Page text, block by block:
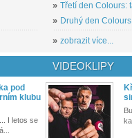
» Třetí den Colours:
» Druhý den
» zobrazit více...
pod
klubu
I letos se
VIDEOKLIPY